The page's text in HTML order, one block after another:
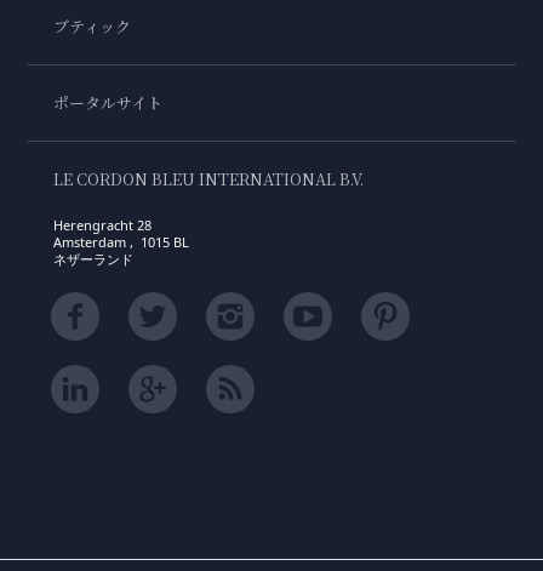
ブティック
ポータルサイト
LE CORDON BLEU INTERNATIONAL B.V.
Herengracht 28
Amsterdam , 1015 BL
ネザーランド